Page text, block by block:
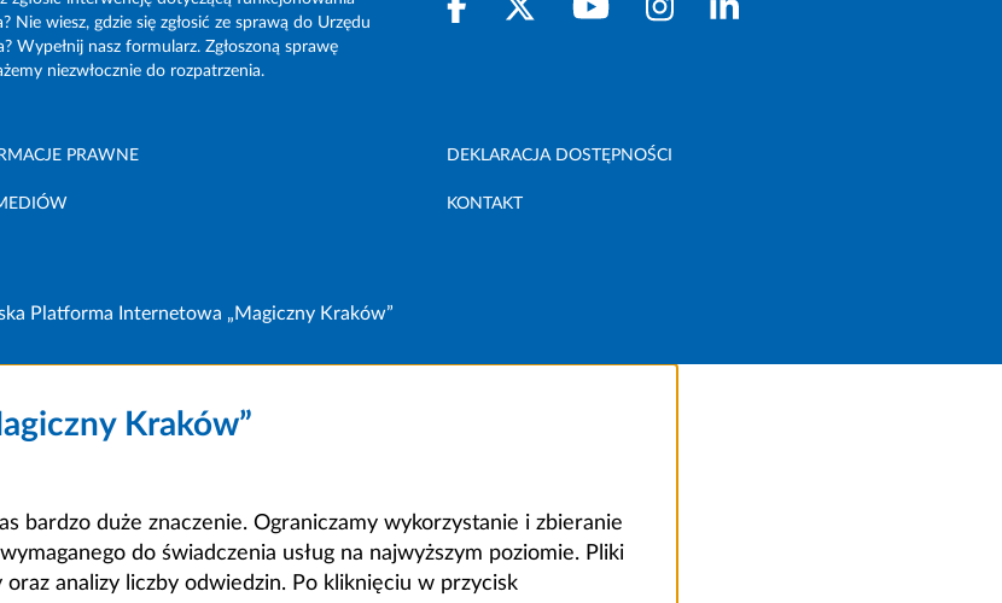
Nie wiesz, gdzie się zgłosić ze sprawą do Urzędu
Wypełnij nasz formularz. Zgłoszoną sprawę
niezwłocznie do rozpatrzenia.
PRAWNE DEKLARACJA DOSTĘPNOŚCI
KONTAKT
Platforma Internetowa „Magiczny Kraków”
Kraków”
bardzo duże znaczenie. Ograniczamy wykorzystanie i zbieranie
do świadczenia usług na najwyższym poziomie. Pliki
analizy liczby odwiedzin. Po kliknięciu w przycisk